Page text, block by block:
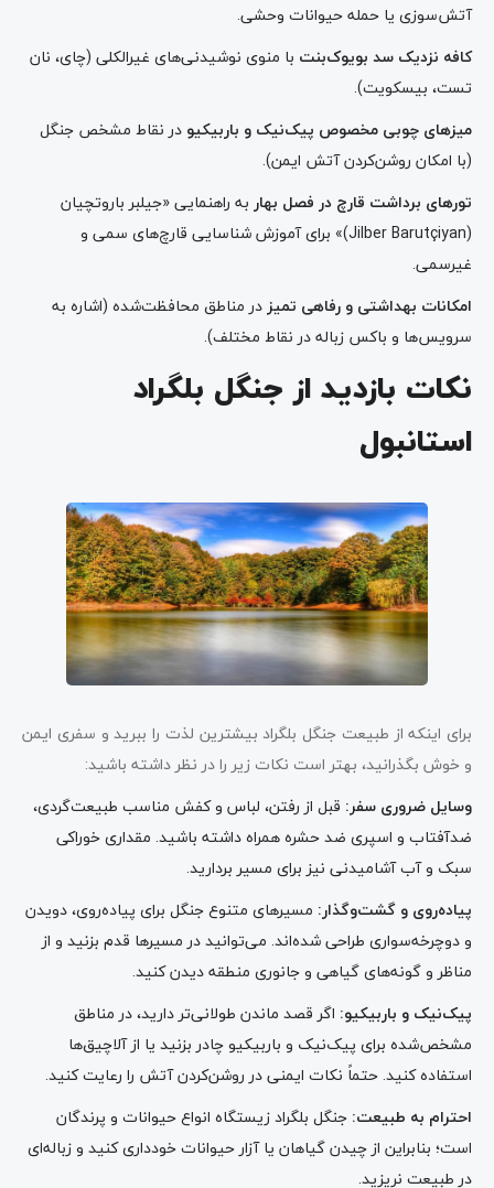
آتش‌سوزی یا حمله حیوانات وحشی.
کافه نزدیک سد بویوک‌بنت با منوی نوشیدنی‌های غیرالکلی (چای، نان
تست، بیسکویت).
میزهای چوبی مخصوص پیک‌نیک و باربیکیو در نقاط مشخص جنگل
(با امکان روشن‌کردن آتش ایمن).
تورهای برداشت قارچ در فصل بهار به راهنمایی «جیلبر باروتچیان
(Jilber Barutçiyan)» برای آموزش شناسایی قارچ‌های سمی و
غیرسمی.
امکانات بهداشتی و رفاهی تمیزدر مناطق محافظت‌شده (اشاره به
سرویس‌ها و باکس زباله در نقاط مختلف).
نکات بازدید از جنگل بلگراد
استانبول
برای اینکه از طبیعت جنگل بلگراد بیشترین لذت را ببرید و سفری ایمن
و خوش بگذرانید، بهتر است نکات زیر را در نظر داشته باشید:
وسایل ضروری سفر: قبل از رفتن، لباس و کفش مناسب طبیعت‌گردی،
ضدآفتاب و اسپری ضد حشره همراه داشته باشید. مقداری خوراکی
سبک و آب آشامیدنی نیز برای مسیر بردارید.
پیاده‌روی و گشت‌وگذار: مسیرهای متنوع جنگل برای پیاده‌روی، دویدن
و دوچرخه‌سواری طراحی شده‌اند. می‌توانید در مسیرها قدم بزنید و از
مناظر و گونه‌های گیاهی و جانوری منطقه دیدن کنید.
پیک‌نیک و باربیکیو: اگر قصد ماندن طولانی‌تر دارید، در مناطق
مشخص‌شده برای پیک‌نیک و باربیکیو چادر بزنید یا از آلاچیق‌ها
استفاده کنید. حتماً نکات ایمنی در روشن‌کردن آتش را رعایت کنید.
احترام به طبیعت: جنگل بلگراد زیستگاه انواع حیوانات و پرندگان
است؛ بنابراین از چیدن گیاهان یا آزار حیوانات خودداری کنید و زباله‌ای
در طبیعت نریزید.